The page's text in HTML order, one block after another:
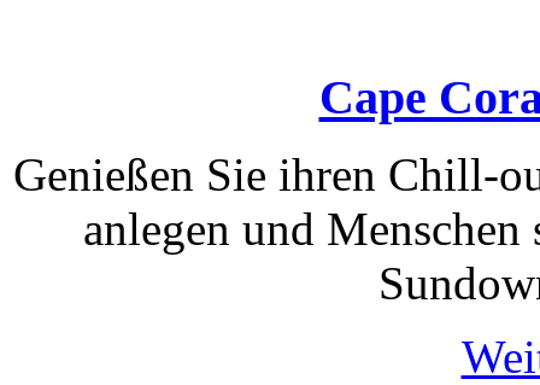
Cape
Genießen Sie ihren Chill-
anlegen und